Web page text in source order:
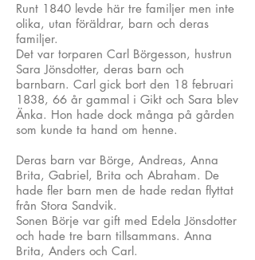
Runt 1840 levde här tre familjer men inte
olika, utan föräldrar, barn och deras
familjer.
Det var torparen Carl Börgesson, hustrun
Sara Jönsdotter, deras barn och
barnbarn. Carl gick bort den 18 februari
1838, 66 år gammal i Gikt och Sara blev
Änka. Hon hade dock många på gården
som kunde ta hand om henne.
Deras barn var Börge, Andreas, Anna
Brita, Gabriel, Brita och Abraham. De
hade fler barn men de hade redan flyttat
från Stora Sandvik.
Sonen Börje var gift med Edela Jönsdotter
och hade tre barn tillsammans. Anna
Brita, Anders och Carl.